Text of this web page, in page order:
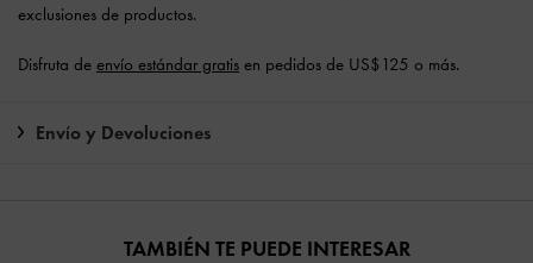
exclusiones de productos.
Disfruta de envío estándar gratis en pedidos de US$125 o más.
Envío y Devoluciones
TAMBIÉN TE PUEDE INTERESAR